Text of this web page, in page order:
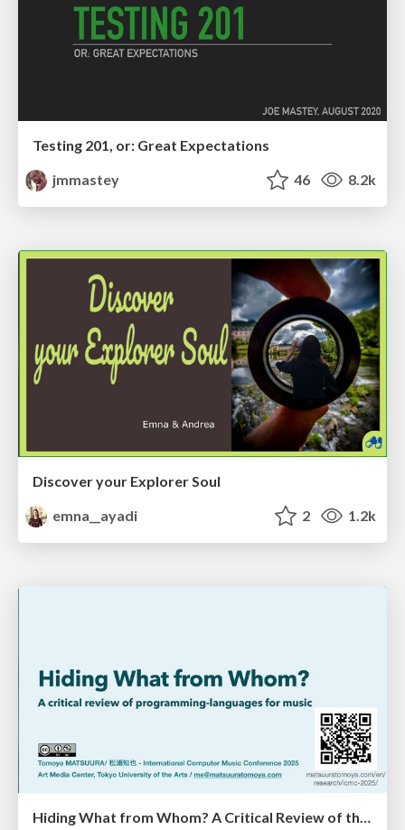
Testing 201, or: Great Expectations
jmmastey
46 8.2k
Discover your Explorer Soul
emna__ayadi
2 1.2k
Hiding What from Whom? A Critical Review of the History of Programming languages for Music